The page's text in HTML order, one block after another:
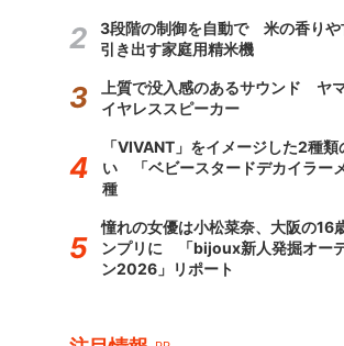
3段階の制御を自動で 米の香りや
引き出す家庭用精米機
上質で没入感のあるサウンド ヤ
イヤレススピーカー
「VIVANT」をイメージした2種類
い 「ベビースタードデカイラー
種
憧れの女優は小松菜奈、大阪の16
ンプリに 「bijoux新人発掘オー
ン2026」リポート